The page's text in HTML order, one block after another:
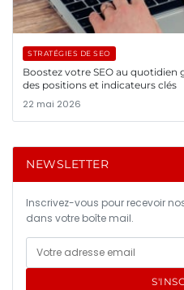
STRATÉGIES DE SEO
Boostez votre SEO au quotidien
des positions et indicateurs clés
22 mai 2026
NEWSLETTER
Inscrivez-vous pour recevoir
dans votre boîte mail.